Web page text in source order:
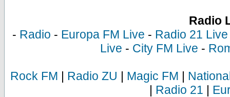
Radio
- Radio - Europa FM Live - Radio 21 Live
Live - City FM Live -
Rock FM | Radio ZU | Magic FM |
| Radio 21 |